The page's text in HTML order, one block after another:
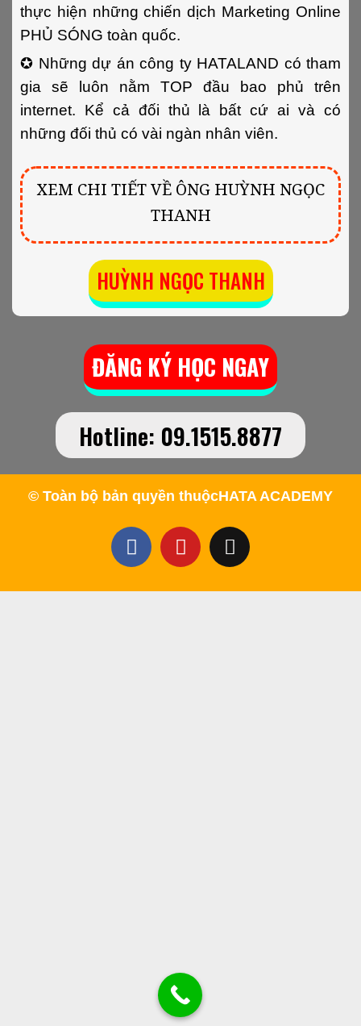
thực hiện những chiến dịch Marketing Online
PHỦ SÓNG toàn quốc.
✪ Những dự án công ty HATALAND có tham
gia sẽ luôn nằm TOP đầu bao phủ trên
internet. Kể cả đối thủ là bất cứ ai và có
những đối thủ có vài ngàn nhân viên.
XEM CHI TIẾT VỀ ÔNG HUỲNH NGỌC
THANH
HUỲNH NGỌC THANH
ĐĂNG KÝ HỌC NGAY
Hotline: 09.1515.8877
© Toàn bộ bản quyền thuộcHATA ACADEMY